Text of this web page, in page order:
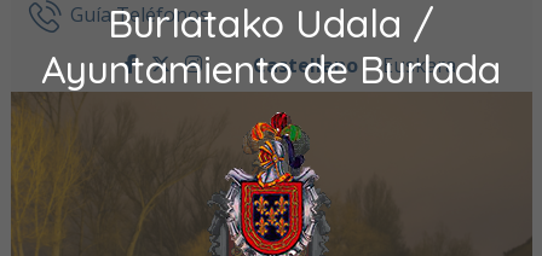
Burlatako Udala /
Ayuntamiento de Burlada
Ir al contenidoGuía Teléfonos
facebook
twitter
instagram
Castellano Euskara